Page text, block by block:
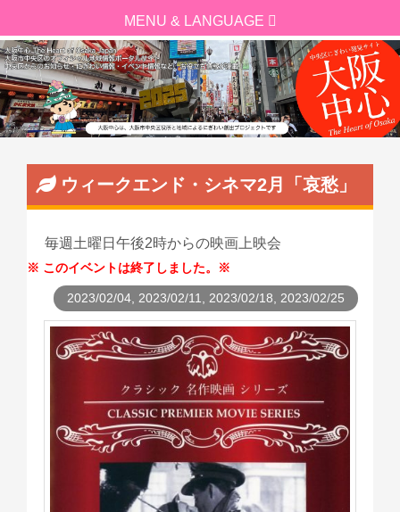
ウィークエンド・シネマ2月「哀愁」
毎週土曜日午後2時からの映画上映会
このイベントは終了しました。
2023/02/04, 2023/02/11, 2023/02/18, 2023/02/25